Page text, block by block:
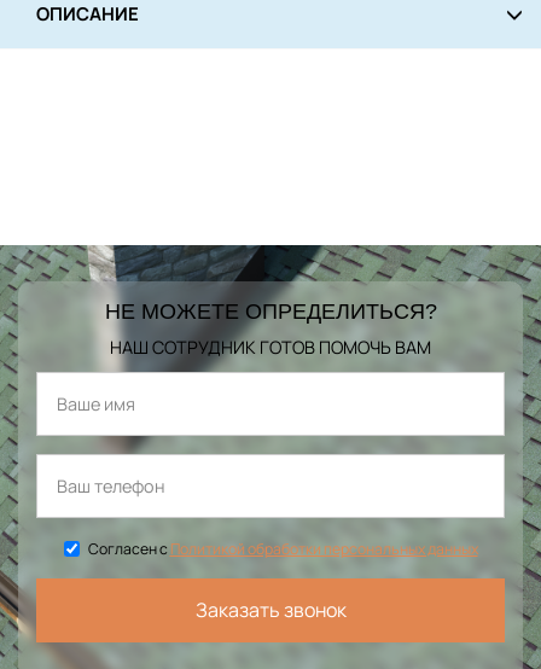
ОПИСАНИЕ
НЕ МОЖЕТЕ ОПРЕДЕЛИТЬСЯ?
НАШ СОТРУДНИК ГОТОВ ПОМОЧЬ ВАМ
Согласен сПолитикой обработки персональных данных
Заказать звонок